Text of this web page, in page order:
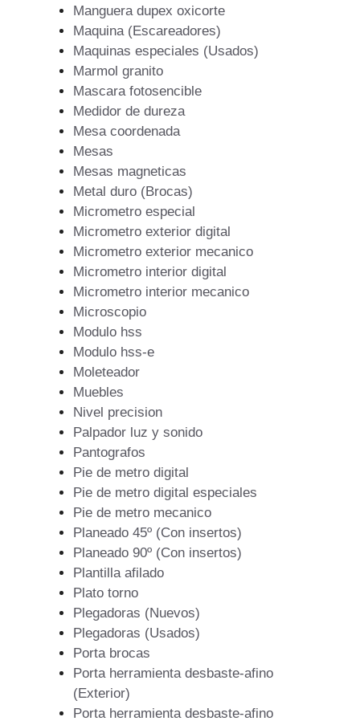
Manguera dupex oxicorte
Maquina (Escareadores)
Maquinas especiales (Usados)
Marmol granito
Mascara fotosencible
Medidor de dureza
Mesa coordenada
Mesas
Mesas magneticas
Metal duro (Brocas)
Micrometro especial
Micrometro exterior digital
Micrometro exterior mecanico
Micrometro interior digital
Micrometro interior mecanico
Microscopio
Modulo hss
Modulo hss-e
Moleteador
Muebles
Nivel precision
Palpador luz y sonido
Pantografos
Pie de metro digital
Pie de metro digital especiales
Pie de metro mecanico
Planeado 45º (Con insertos)
Planeado 90º (Con insertos)
Plantilla afilado
Plato torno
Plegadoras (Nuevos)
Plegadoras (Usados)
Porta brocas
Porta herramienta desbaste-afino
(Exterior)
Porta herramienta desbaste-afino